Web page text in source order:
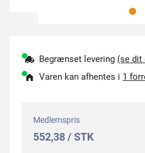
Begrænset levering (se dit
Varen kan afhentes i 1
Medlemspris
552,38 / STK